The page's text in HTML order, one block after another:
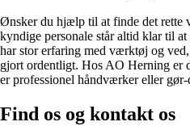
Ønsker du hjælp til at finde det rette
kyndige personale står altid klar til
har stor erfaring med værktøj og
gjort ordentligt. Hos AO Herning er
er professionel håndværker eller gør-
Find os og kontakt os